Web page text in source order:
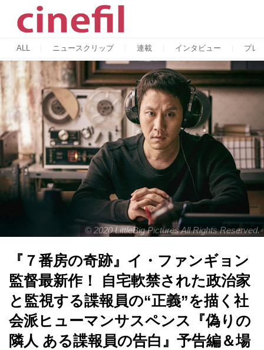
ALL ニュースクリップ 連載 インタビュー プレ
© 2020 LittleBig Pictures All Rights Reserved.
『７番房の奇跡』イ・ファンギョン
監督最新作！ 自宅軟禁された政治家
と監視する諜報員の“正義”を描く社
会派ヒューマンサスペンス『偽りの
隣人 ある諜報員の告白』予告編＆場